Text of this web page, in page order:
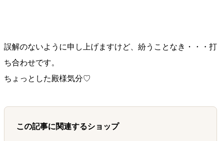
誤解のないように申し上げますけど、紛うことなき・・・打
ち合わせです。
ちょっとした殿様気分♡
この記事に関連するショップ